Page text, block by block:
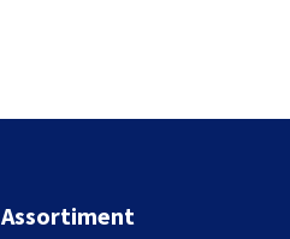
Assortiment